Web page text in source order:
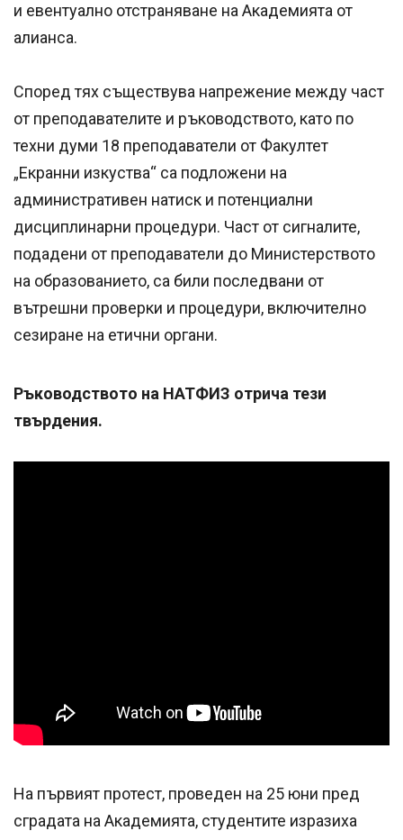
и евентуално отстраняване на Академията от
алианса.
Според тях съществува напрежение между част
от преподавателите и ръководството, като по
техни думи 18 преподаватели от Факултет
„Екранни изкуства“ са подложени на
административен натиск и потенциални
дисциплинарни процедури. Част от сигналите,
подадени от преподаватели до Министерството
на образованието, са били последвани от
вътрешни проверки и процедури, включително
сезиране на етични органи.
Ръководството на НАТФИЗ отрича тези
твърдения.
На първият протест, проведен на 25 юни пред
сградата на Академията, студентите изразиха